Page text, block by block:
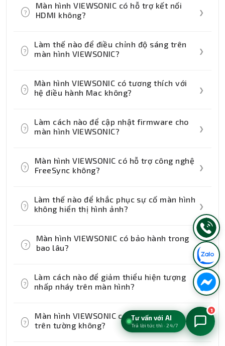
?
Màn hình VIEWSONIC có hỗ trợ kết nối
HDMI không?
❯
hỗ trợ kết nối HDMI.
?
Làm thế nào để điều chỉnh độ sáng trên
màn hình VIEWSONIC?
❯
menu cài đặt trên màn hình, thường được
?
Màn hình VIEWSONIC có tương thích với
hệ điều hành Mac không?
❯
hệ điều hành Windows và Mac.
?
Làm cách nào để cập nhật firmware cho
màn hình VIEWSONIC?
❯
web chính thức của VIEWSONIC và làm
?
Màn hình VIEWSONIC có hỗ trợ công nghệ
FreeSync không?
❯
công nghệ FreeSync để cải thiện trải
?
Làm thế nào để khắc phục sự cố màn hình
không hiển thị hình ảnh?
❯
Kiểm tra cáp kết nối, nguồn điện, và thử kết
nối với một thiết bị khác để xác định
?
Màn hình VIEWSONIC có bảo hành trong
bao lâu?
❯
theo 모델, thường từ 1 đến 3 năm.
?
Làm cách nào để giảm thiểu hiện tượng
nhấp nháy trên màn hình?
❯
Bạn có thể điều chỉnh tần số làm tươi
(refresh rate) và bật chế độ giảm nhấp
nháy (flicker-free) nếu có.
?
Màn hình VIEWSONIC có hỗ trợ lắp đặt
trên tường không?
❯
Thành Nhân TNC
Trợ lý AI • Phản hồi tức thì
Tư vấn với AI
Trả lời tức thì · 24/7
1